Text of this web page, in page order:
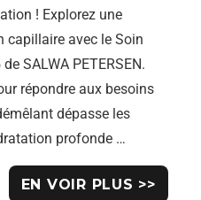
! Explorez une
capillaire avec le Soin
SALWA PETERSEN.
répondre aux besoins
dépasse les
profonde …
EN VOIR PLUS >>